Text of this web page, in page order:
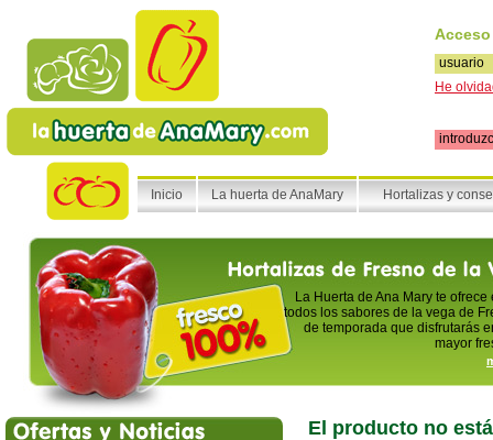
He
Inicio La huerta de AnaMary Hortalizas y
La Huerta de Ana Mary te
todos los sabores de la vega de
de temporada que disfrutarás
mayor
El producto no